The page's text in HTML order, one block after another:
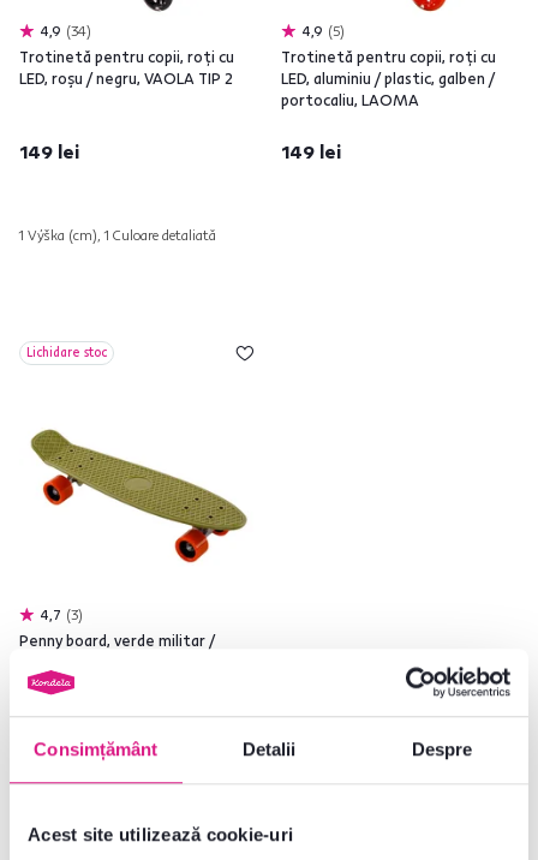
Consimțământ Detalii Despre
Acest site utilizează cookie-uri
4,9 34
Trotinetă pentru copii, roţi cu
LED, roşu / negru, VAOLA TIP 2
149 lei
1 Výška (cm), 1 Culoare detaliată
4,9 5
Trotinetă pentru copii, roţi cu
LED, aluminiu / plastic, galben /
portocaliu, LAOMA
149 lei
Lichidare stoc
4,7 3
Penny board, verde militar /